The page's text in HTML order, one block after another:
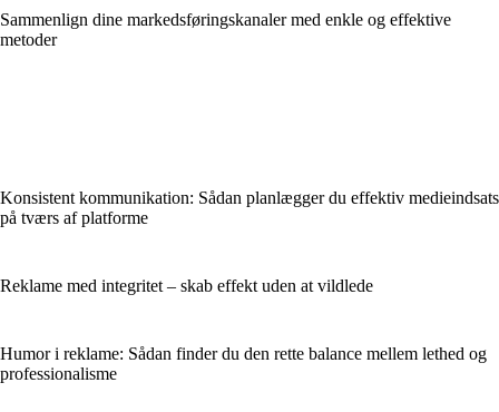
Sammenlign dine markedsføringskanaler med enkle og effektive
metoder
Konsistent kommunikation: Sådan planlægger du effektiv medieindsats
på tværs af platforme
Reklame med integritet – skab effekt uden at vildlede
Humor i reklame: Sådan finder du den rette balance mellem lethed og
professionalisme